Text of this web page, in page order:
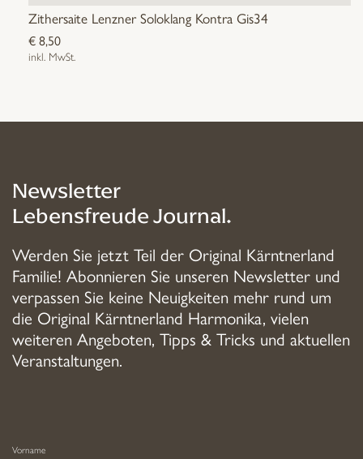
Zithersaite Lenzner Soloklang Kontra Gis34
€ 8,50
inkl. MwSt.
Newsletter
Lebensfreude Journal.
Werden Sie jetzt Teil der Original Kärntnerland
Familie! Abonnieren Sie unseren Newsletter und
verpassen Sie keine Neuigkeiten mehr rund um
die Original Kärntnerland Harmonika, vielen
weiteren Angeboten, Tipps & Tricks und aktuellen
Veranstaltungen.
Vorname